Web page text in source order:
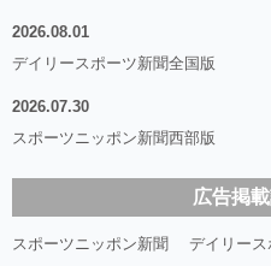
2026.08.01
デイリースポーツ新聞全国版
2026.07.30
スポーツニッポン新聞西部版
広告掲
スポーツニッポン新聞 デイリー